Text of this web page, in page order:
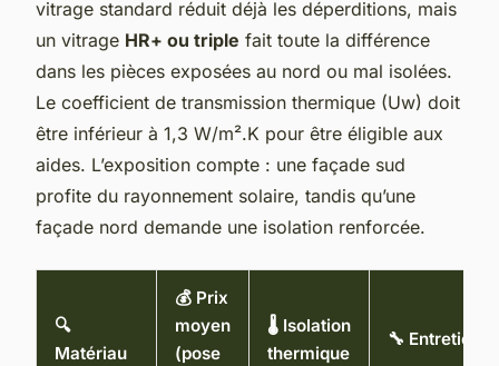
vitrage standard réduit déjà les déperditions, mais
un vitrage HR+ ou triple fait toute la différence
dans les pièces exposées au nord ou mal isolées.
Le coefficient de transmission thermique (Uw) doit
être inférieur à 1,3 W/m².K pour être éligible aux
aides. L’exposition compte : une façade sud
profite du rayonnement solaire, tandis qu’une
façade nord demande une isolation renforcée.
🔍
Matériau
💰 Prix
moyen
(pose
🌡️ Isolation
thermique
🔧 Entretien